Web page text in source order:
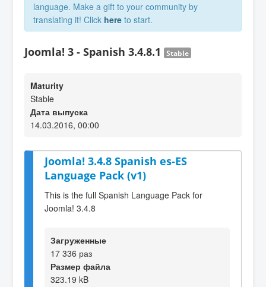
language. Make a gift to your community by
translating it! Click here to start.
Joomla! 3 - Spanish 3.4.8.1 Stable
Maturity
Stable
Дата выпуска
14.03.2016, 00:00
Joomla! 3.4.8 Spanish es-ES
Language Pack (v1)
This is the full Spanish Language Pack for
Joomla! 3.4.8
Загруженные
17 336 раз
Размер файла
323.19 kB